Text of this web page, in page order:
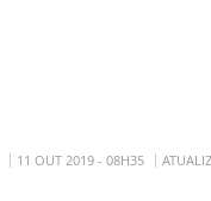
11 OUT 2019 - 08H35